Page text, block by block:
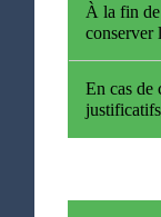
À la fin
conserver
En cas de
justificatifs